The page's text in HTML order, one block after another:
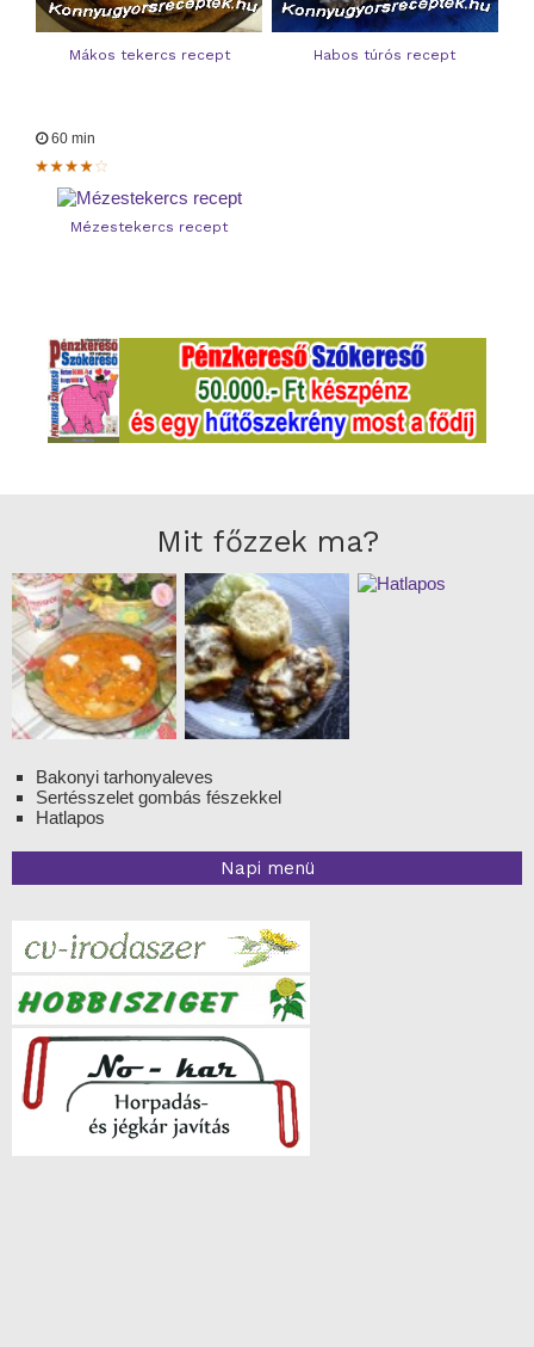
Mákos tekercs recept Habos túrós recept
60 min
Mézestekercs recept
Mit főzzek ma?
Bakonyi tarhonyaleves
Sertésszelet gombás fészekkel
Hatlapos
Napi menü